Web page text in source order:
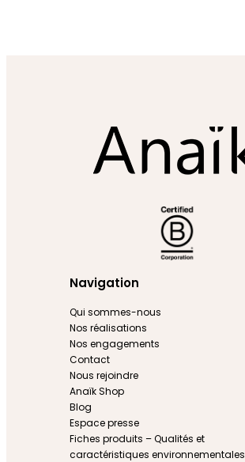
Navigation
Qui sommes-nous
Nos réalisations
Nos engagements
Contact
Nous rejoindre
Anaïk Shop
Blog
Espace presse
Fiches produits – Qualités et
caractéristiques environnementales